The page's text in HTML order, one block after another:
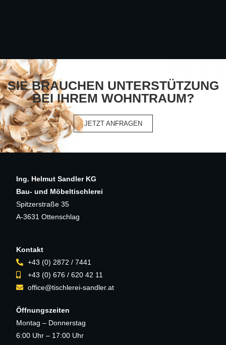
SIE BRAUCHEN UNTERSTÜTZUNG
BEI IHREM WOHNTRAUM?
JETZT ANFRAGEN
Ing. Helmut Sandler KG
Bau- und Möbeltischlerei
Spitzerstraße 35
A-3631 Ottenschlag
Kontakt
+43 (0) 2872 / 7441
+43 (0) 676 / 620 42 11
office@tischlerei-sandler.at
Öffnungszeiten
Montag – Donnerstag
6:00 Uhr – 17:00 Uhr